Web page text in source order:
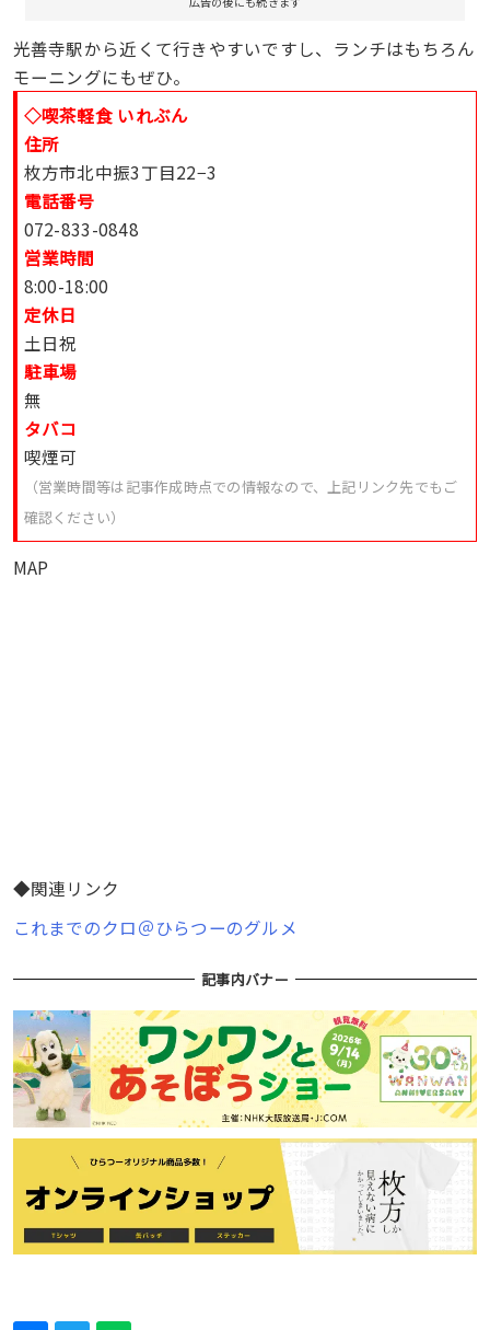
光善寺駅から近くて行きやすいですし、ランチはもちろん
モーニングにもぜひ。
◇喫茶軽食 いれぶん
住所
枚方市北中振3丁目22−3
電話番号
072-833-0848
営業時間
8:00-18:00
定休日
土日祝
駐車場
無
タバコ
喫煙可
（営業時間等は記事作成時点での情報なので、上記リンク先でもご
確認ください）
MAP
◆関連リンク
これまでのクロ＠ひらつーのグルメ
記事内バナー